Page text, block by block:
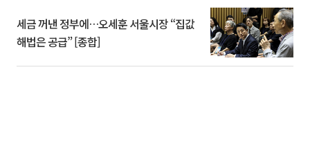
세금 꺼낸 정부에…오세훈 서울시장 “집값
해법은 공급” [종합]